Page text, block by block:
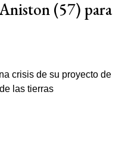
(57) para